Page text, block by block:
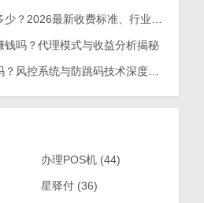
钱吗？代理模式与收益分析揭秘
合利宝POS机安全吗？风控系统与防跳码技术深度解析
办理POS机(44)
星驿付(36)